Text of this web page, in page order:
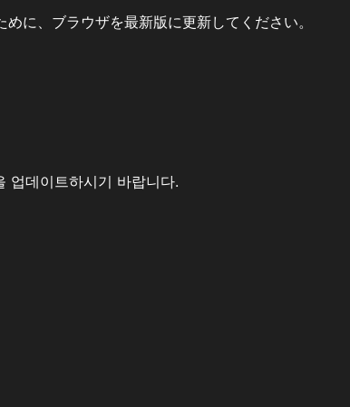
に、ブラウザを最新版に更新してください。
업데이트하시기 바랍니다.